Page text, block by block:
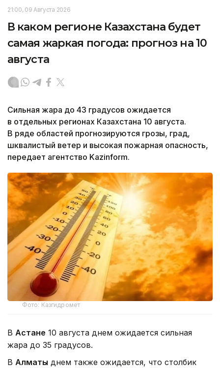
21:00, 09 Августа 2026
В каком регионе Казахстана будет
самая жаркая погода: прогноз на 10
августа
Сильная жара до 43 градусов ожидается
в отдельных регионах Казахстана 10 августа.
В ряде областей прогнозируются грозы, град,
шквалистый ветер и высокая пожарная опасность,
передает агентство Kazinform.
Фото: Казгидромет
В Астане 10 августа днем ожидается сильная
жара до 35 градусов.
В Алматы днем также ожидается, что столбик